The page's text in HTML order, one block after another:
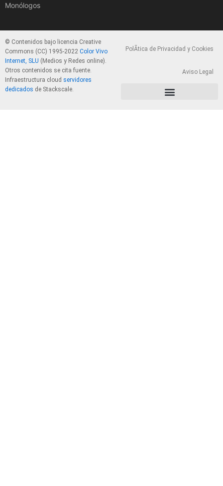
Monólogos
© Contenidos bajo licencia Creative
Commons (CC) 1995-2022 Color Vivo
Internet, SLU (Medios y Redes online).
Otros contenidos se cita fuente.
Infraestructura cloud servidores
dedicados de Stackscale.
PolÃ­tica de Privacidad y Cookies
Aviso Legal